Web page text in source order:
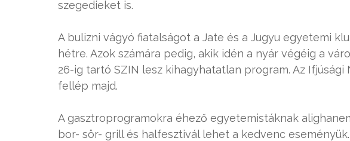
szegedieket is.
A bulizni vágyó fiatalságot a Jate és a Jugyu egyetemi
hétre. Azok számára pedig, akik idén a nyár végéig a
26-ig tartó SZIN lesz kihagyhatatlan program. Az
fellép majd.
A gasztroprogramokra éhező egyetemistáknak
bor- sör- grill és halfesztivál lehet a kedvenc eseményük.